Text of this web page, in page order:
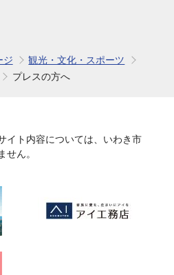
ジ
観光・文化・スポーツ
プレスの方へ
イト内容については、いわき市
せん。